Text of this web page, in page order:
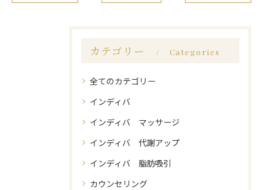
カテゴリー Categories
全てのカテゴリー
インディバ
インディバ マッサージ
インディバ 代謝アップ
インディバ 脂肪吸引
カウンセリング